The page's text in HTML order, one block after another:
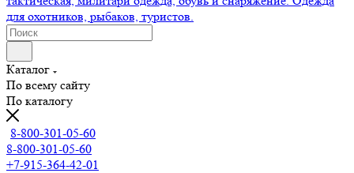
Каталог
По всему сайту
По каталогу
8-800-301-05-60
8-800-301-05-60
+7-915-364-42-01